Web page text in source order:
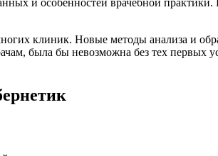
и особенностей врачебной практики.
клиник. Новые методы анализа и
была бы невозможна без тех